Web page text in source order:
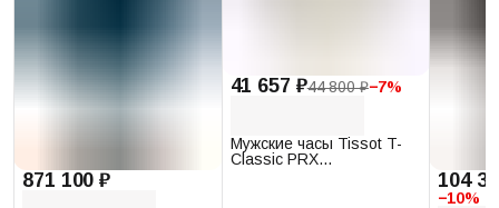
871 100 ₽
41 657 ₽44 800 ₽−7%
Мужские часы Tissot T-
Classic PRX
104
−10%